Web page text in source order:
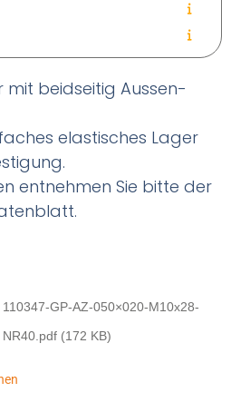
beidseitig Aussen-
elastisches Lager
entnehmen Sie bitte der
110347-GP-AZ-050×020-M10x28-
NR40.pdf (172 KB)